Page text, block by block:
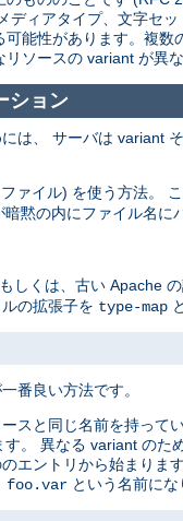
ディアタイプ、文字セ
能性があります。複
ソースの variant が異
ション
は、 サーバは variant
ファイル) を使う方法。
黙の内にファイル名に
しくは、古い Apache
の拡張子を type-map
番良い方法です。
スと同じ名前を持っ
。 異なる variant のた
エントリから始まり
foo.var という名前にな